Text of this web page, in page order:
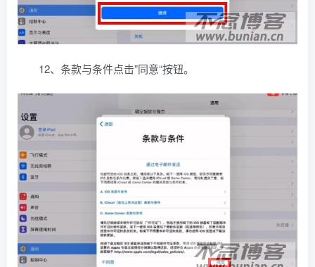
12、条款与条件点击”同意“按钮。